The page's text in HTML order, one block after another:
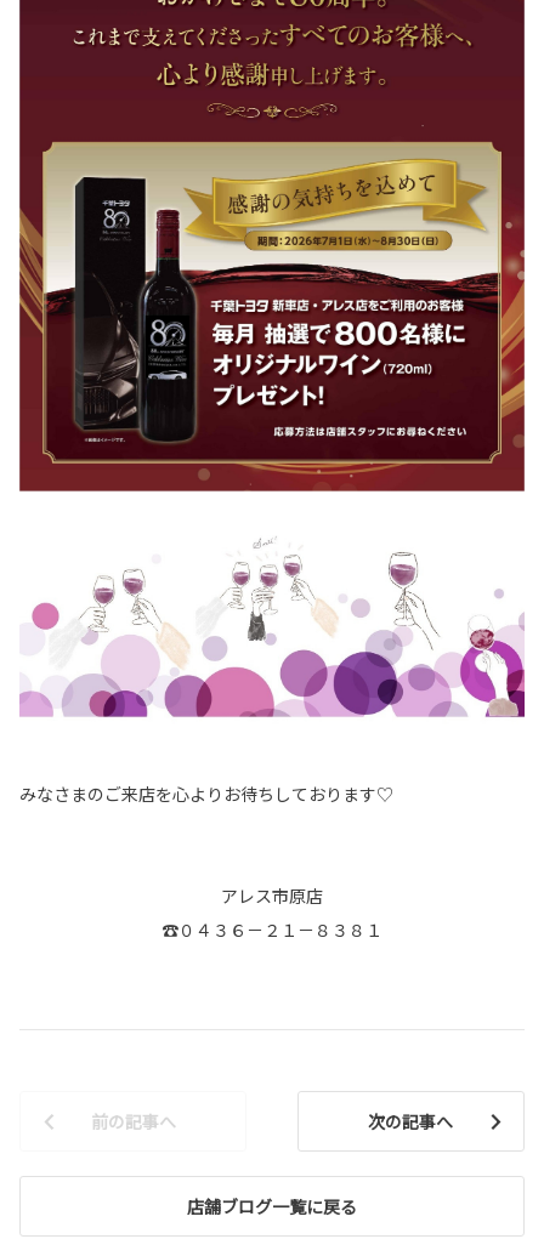
みなさまのご来店を心よりお待ちしております♡
アレス市原店
☎０４３６－２１－８３８１
前の記事へ
店舗ブログ一覧に戻る
次の記事へ